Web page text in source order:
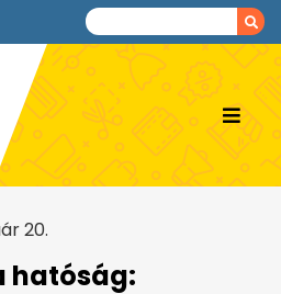
20.
hatóság: